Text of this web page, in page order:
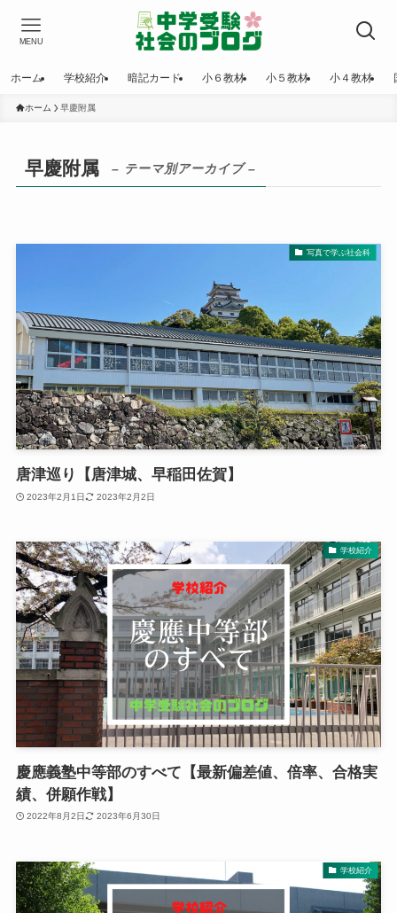
MENU
ホーム 学校紹介 暗記カード 小６教材 小５教材 小４教材
ホーム 早慶附属
早慶附属 – テーマ別アーカイブ –
写真で学ぶ社会科
唐津巡り【唐津城、早稲田佐賀】
2023年2月1日 2023年2月2日
学校紹介
慶應義塾中等部のすべて【最新偏差値、倍率、合格実
績、併願作戦】
2022年8月2日 2023年6月30日
学校紹介